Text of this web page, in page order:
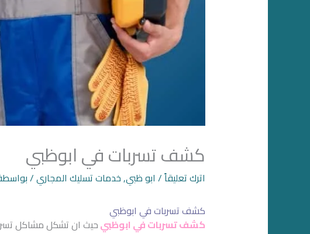
كشف تسربات في ابوظبي
اترك تعليقاً/ ابو ظبي,خدمات تسليك المجاري/
كشف تسربات في ابوظبي
كشف تسربات في ابوظبيحيث ان تشكل مشاكل